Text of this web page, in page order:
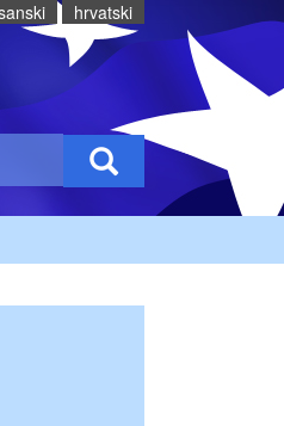
hrvatski